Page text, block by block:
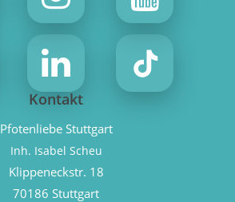
Kontakt
Pfotenliebe Stuttgart
Inh. Isabel Scheu
Klippeneckstr. 18
70186 Stuttgart